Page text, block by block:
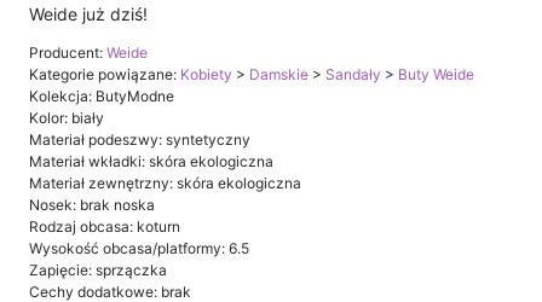
Weide już dziś!
Producent: Weide
Kategorie powiązane: Kobiety > Damskie > Sandały > Buty Weide
Kolekcja: ButyModne
Kolor: biały
Materiał podeszwy: syntetyczny
Materiał wkładki: skóra ekologiczna
Materiał zewnętrzny: skóra ekologiczna
Nosek: brak noska
Rodzaj obcasa: koturn
Wysokość obcasa/platformy: 6.5
Zapięcie: sprzączka
Cechy dodatkowe: brak